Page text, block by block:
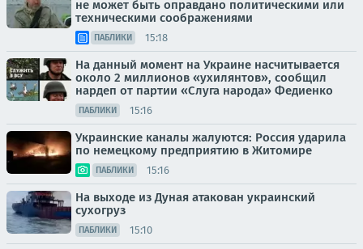
не может быть оправдано политическими или
техническими соображениями
ПАБЛИКИ 15:18
На данный момент на Украине насчитывается
около 2 миллионов «ухилянтов», сообщил
нардеп от партии «Слуга народа» Федиенко
ПАБЛИКИ 15:16
Украинские каналы жалуются: Россия ударила
по немецкому предприятию в Житомире
ПАБЛИКИ 15:16
На выходе из Дуная атакован украинский
сухогруз
ПАБЛИКИ 15:10